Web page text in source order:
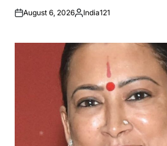
August 6, 2026Posted
India121